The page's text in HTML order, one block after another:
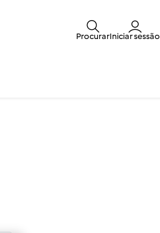
ProcurarIniciar sessão